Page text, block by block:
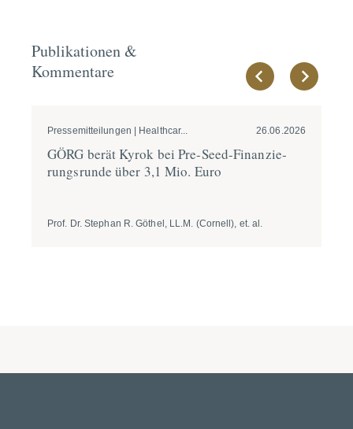
Publikationen &
Kommentare
Pressemitteilungen | Healthcar... 26.06.2026
GÖRG berät Kyrok bei Pre-Seed-Finan­zie­
rungs­runde über 3,1 Mio. Euro
Prof. Dr. Stephan R. Göthel, LL.M. (Cornell), et. al.